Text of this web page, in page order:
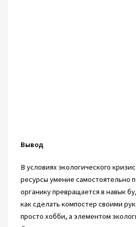
Вывод
В условиях экологического
ресурсы умение самостоятельно
органику превращается в навык
как сделать компостер своими
просто хобби, а элементом